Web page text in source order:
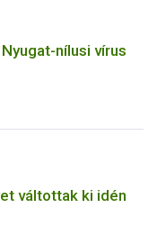
nílusi vírus
váltottak ki idén